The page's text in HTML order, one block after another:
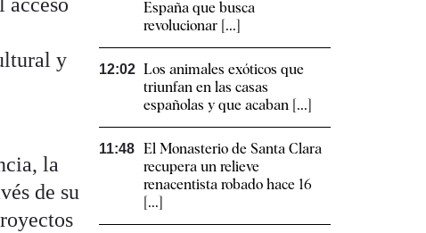
acceso
y
la
de su
España que busca
revolucionar [...]
12:02 Los animales exóticos que
triunfan en las casas
españolas y que acaban [...]
11:48 El Monasterio de Santa Clara
recupera un relieve
renacentista robado hace 16
[...]